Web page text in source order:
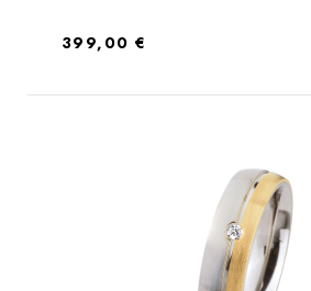
Regulärer Preis:
399,00 €